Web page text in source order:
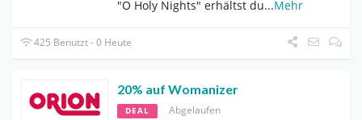
"O Holy Nights" erhältst du...Mehr
425 Benutzt - 0 Heute
20% auf Womanizer
DEAL Abgelaufen